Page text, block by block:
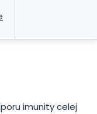
imunity celej